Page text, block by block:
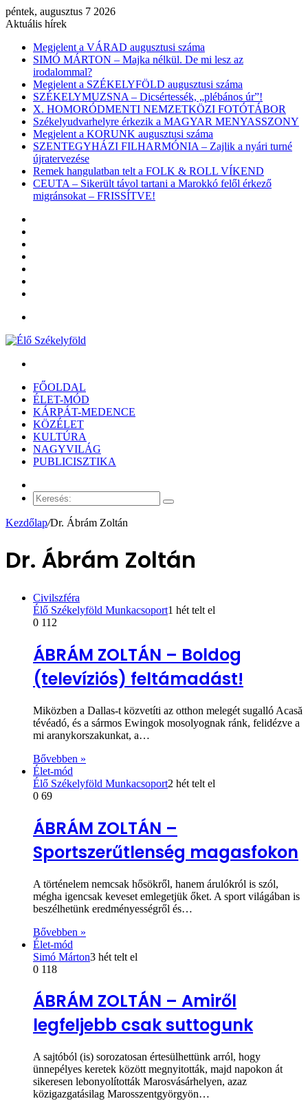
péntek, augusztus 7 2026
Aktuális hírek
Megjelent a VÁRAD augusztusi száma
SIMÓ MÁRTON – Majka nélkül. De mi lesz az
irodalommal?
Megjelent a SZÉKELYFÖLD augusztusi száma
SZÉKELYMUZSNA – Dicsértessék, „plébános úr”!
X. HOMORÓDMENTI NEMZETKÖZI FOTÓTÁBOR
Székelyudvarhelyre érkezik a MAGYAR MENYASSZONY
Megjelent a KORUNK augusztusi száma
SZENTEGYHÁZI FILHARMÓNIA – Zajlik a nyári turné
újratervezése
Remek hangulatban telt a FOLK & ROLL VÍKEND
CEUTA – Sikerült távol tartani a Marokkó felől érkező
migránsokat – FRISSÍTVE!
FŐOLDAL
ÉLET-MÓD
KÁRPÁT-MEDENCE
KÖZÉLET
KULTÚRA
NAGYVILÁG
PUBLICISZTIKA
cikk
Keresés:
Kezdőlap/Dr. Ábrám Zoltán
Dr. Ábrám Zoltán
Civilszféra
Élő Székelyföld Munkacsoport1 hét telt el
0 112
ÁBRÁM ZOLTÁN – Boldog
(televíziós) feltámadást!
Miközben a Dallas-t közvetíti az otthon melegét sugalló Acasă
tévéadó, és a sármos Ewingok mosolyognak ránk, felidézve a
mi aranykorszakunkat, a…
Bővebben »
Élet-mód
Élő Székelyföld Munkacsoport2 hét telt el
0 69
ÁBRÁM ZOLTÁN –
Sportszerűtlenség magasfokon
A történelem nemcsak hősökről, hanem árulókról is szól,
mégha igencsak keveset emlegetjük őket. A sport világában is
beszélhetünk eredményességről és…
Bővebben »
Élet-mód
Simó Márton3 hét telt el
0 118
ÁBRÁM ZOLTÁN – Amiről
legfeljebb csak suttogunk
A sajtóból (is) sorozatosan értesülhettünk arról, hogy
ünnepélyes keretek között megnyitották, majd napokon át
sikeresen lebonyolították Marosvásárhelyen, azaz
közigazgatásilag Marosszentgyörgyön…